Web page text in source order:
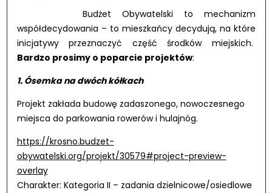
Budżet Obywatelski to mechanizm
współdecydowania – to mieszkańcy decydują, na które
inicjatywy przeznaczyć część środków miejskich.
Bardzo prosimy o poparcie projektów:
1. Ósemka na dwóch kółkach
Projekt zakłada budowę zadaszonego, nowoczesnego
miejsca do parkowania rowerów i hulajnóg.
https://krosno.budzet-
obywatelski.org/projekt/30579#project-preview-
overlay
Charakter: Kategoria II – zadania dzielnicowe/osiedlowe